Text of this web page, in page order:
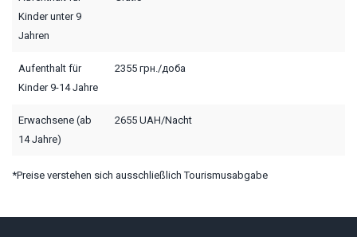
Kinder unter 9
Jahren
Aufenthalt für
Kinder 9-14 Jahre
2355 грн./доба
Erwachsene (ab
14 Jahre)
2655 UAH/Nacht
*Preise verstehen sich ausschließlich Tourismusabgabe